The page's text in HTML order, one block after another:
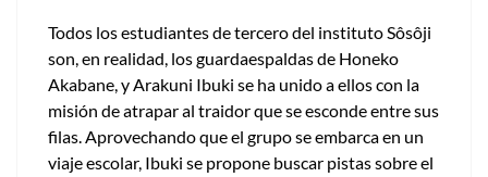
Todos los estudiantes de tercero del instituto Sôsôji
son, en realidad, los guardaespaldas de Honeko
Akabane, y Arakuni Ibuki se ha unido a ellos con la
misión de atrapar al traidor que se esconde entre sus
filas. Aprovechando que el grupo se embarca en un
viaje escolar, Ibuki se propone buscar pistas sobre el